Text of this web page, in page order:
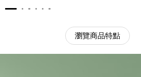
瀏覽商品特點